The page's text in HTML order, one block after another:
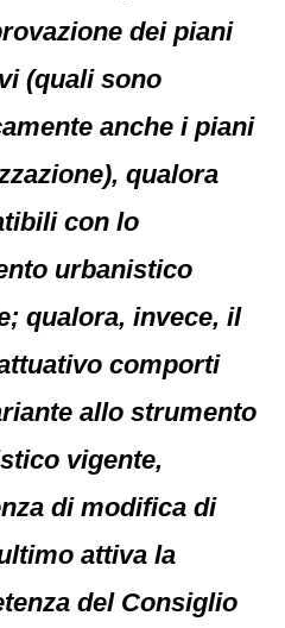
dei piani
(quali sono
anche i piani
qualora
con lo
urbanistico
qualora, invece, il
comporti
allo strumento
vigente,
di modifica di
attiva la
del Consiglio